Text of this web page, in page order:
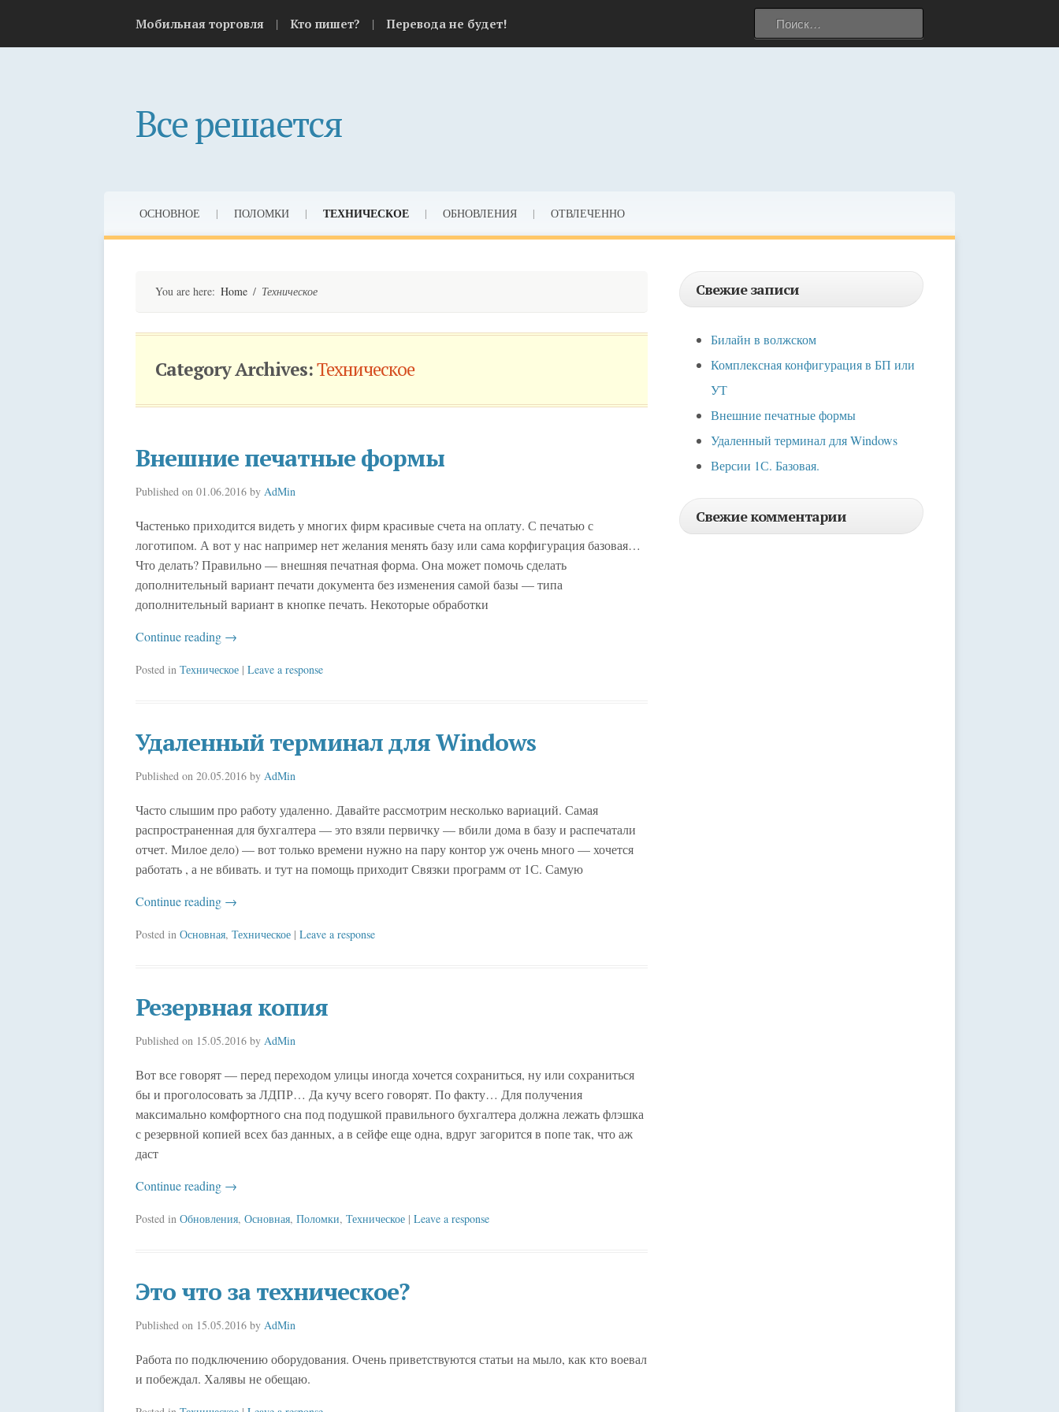
content
Мобильная торговля | Кто пишет? | Перевода не будет! Найти:
Все решается
content
ОСНОВНОЕ | ПОЛОМКИ | ТЕХНИЧЕСКОЕ | ОБНОВЛЕНИЯ | ОТВЛЕЧЕННО
You are here: Home / Техническое
Category Archives:Техническое
Внешние печатные формы
Published on 01.06.2016 by AdMin
Частенько приходится видеть у многих фирм красивые счета на оплату. С печатью с
логотипом. А вот у нас например нет желания менять базу или сама корфигурация базовая…
Что делать? Правильно — внешняя печатная форма. Она может помочь сделать
дополнительный вариант печати документа без изменения самой базы — типа
дополнительный вариант в кнопке печать. Некоторые обработки
Continue reading →
Posted in Техническое | Leave a response
Удаленный терминал для Windows
Published on 20.05.2016 by AdMin
Часто слышим про работу удаленно. Давайте рассмотрим несколько вариаций. Самая
распространенная для бухгалтера — это взяли первичку — вбили дома в базу и распечатали
отчет. Милое дело) — вот только времени нужно на пару контор уж очень много — хочется
работать , а не вбивать. и тут на помощь приходит Связки программ от 1С. Самую
Continue reading →
Posted in Основная, Техническое | Leave a response
Резервная копия
Published on 15.05.2016 by AdMin
Вот все говорят — перед переходом улицы иногда хочется сохраниться, ну или сохраниться
бы и проголосовать за ЛДПР… Да кучу всего говорят. По факту… Для получения
максимально комфортного сна под подушкой правильного бухгалтера должна лежать флэшка
с резервной копией всех баз данных, а в сейфе еще одна, вдруг загорится в попе так, что аж
даст
Continue reading →
Posted in Обновления, Основная, Поломки, Техническое | Leave a response
Это что за техническое?
Published on 15.05.2016 by AdMin
Работа по подключению оборудования. Очень приветствуются статьи на мыло, как кто воевал
и побеждал. Халявы не обещаю.
Свежие записи
Билайн в волжском
Комплексная конфигурация в БП или
УТ
Внешние печатные формы
Удаленный терминал для Windows
Версии 1С. Базовая.
Свежие комментарии